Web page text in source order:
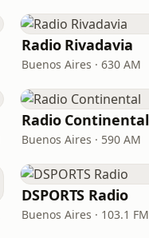
Radio Rivadavia
Buenos Aires · 630 AM
Radio Continental
Buenos Aires · 590 AM
DSPORTS Radio
Buenos Aires · 103.1 FM